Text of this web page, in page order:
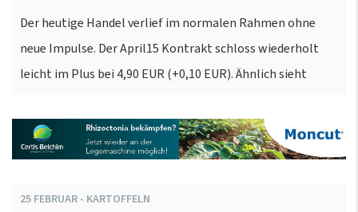
Der heutige Handel verlief im normalen Rahmen ohne
neue Impulse. Der April15 Kontrakt schloss wiederholt
leicht im Plus bei 4,90 EUR (+0,10 EUR). Ähnlich sieht
25 FEBRUAR - KARTOFFELN